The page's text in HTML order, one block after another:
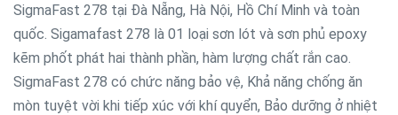
SigmaFast 278 tại Đà Nẵng, Hà Nội, Hồ Chí Minh và toàn
quốc. Sigamafast 278 là 01 loại sơn lót và sơn phủ epoxy
kẽm phốt phát hai thành phần, hàm lượng chất rắn cao.
SigmaFast 278 có chức năng bảo vệ, Khả năng chống ăn
mòn tuyệt vời khi tiếp xúc với khí quyển, Bảo dưỡng ở nhiệt